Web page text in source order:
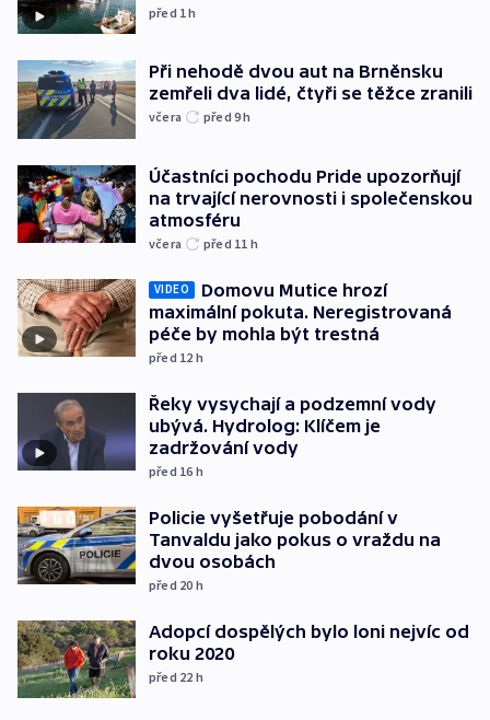
před 1h
Při nehodě dvou aut na Brněnsku
zemřeli dva lidé, čtyři se těžce zranili
včera před 9h
Účastníci pochodu Pride upozorňují
na trvající nerovnosti i společenskou
atmosféru
včera před 11 h
VIDEO
Domovu Mutice hrozí
maximální pokuta. Neregistrovaná
péče by mohla být trestná
před 12 h
Řeky vysychají a podzemní vody
ubývá. Hydrolog: Klíčem je
zadržování vody
před 16 h
Policie vyšetřuje pobodání v
Tanvaldu jako pokus o vraždu na
dvou osobách
před 20 h
Adopcí dospělých bylo loni nejvíc od
roku 2020
před 22 h